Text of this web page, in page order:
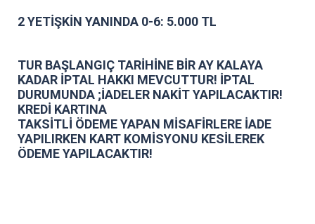
2 YETİŞKİN YANINDA 0-6: 5.000 TL
TUR BAŞLANGIÇ TARİHİNE BİR AY KALAYA
KADAR İPTAL HAKKI MEVCUTTUR! İPTAL
DURUMUNDA ;İADELER NAKİT YAPILACAKTIR!
KREDİ KARTINA
TAKSİTLİ ÖDEME YAPAN MİSAFİRLERE İADE
YAPILIRKEN KART KOMİSYONU KESİLEREK
ÖDEME YAPILACAKTIR!